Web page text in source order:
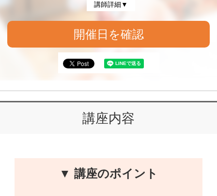
講師詳細▼
開催日を確認
講座内容
▼ 講座のポイント